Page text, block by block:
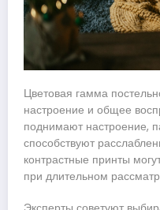
Цветовая гамма
настроение и общее
поднимают настроение,
способствуют
контрастные принты
при длительном